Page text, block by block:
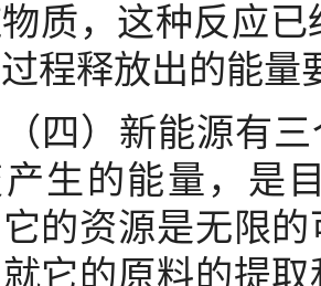
质，这种反应
程释放出的能量
）新能源有三
生的能量，是
的资源是无限
它的原料的提